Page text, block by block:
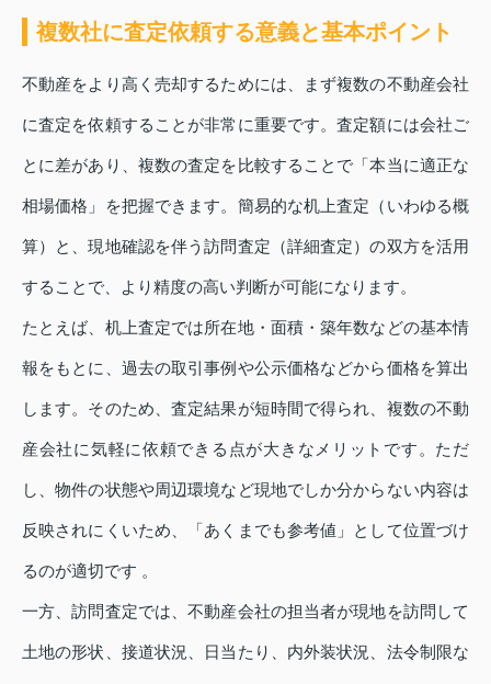
複数社に査定依頼する意義と基本ポイント
不動産をより高く売却するためには、まず複数の不動産会社
に査定を依頼することが非常に重要です。査定額には会社ご
とに差があり、複数の査定を比較することで「本当に適正な
相場価格」を把握できます。簡易的な机上査定（いわゆる概
算）と、現地確認を伴う訪問査定（詳細査定）の双方を活用
することで、より精度の高い判断が可能になります。
たとえば、机上査定では所在地・面積・築年数などの基本情
報をもとに、過去の取引事例や公示価格などから価格を算出
します。そのため、査定結果が短時間で得られ、複数の不動
産会社に気軽に依頼できる点が大きなメリットです。ただ
し、物件の状態や周辺環境など現地でしか分からない内容は
反映されにくいため、「あくまでも参考値」として位置づけ
るのが適切です 。
一方、訪問査定では、不動産会社の担当者が現地を訪問して
土地の形状、接道状況、日当たり、内外装状況、法令制限な